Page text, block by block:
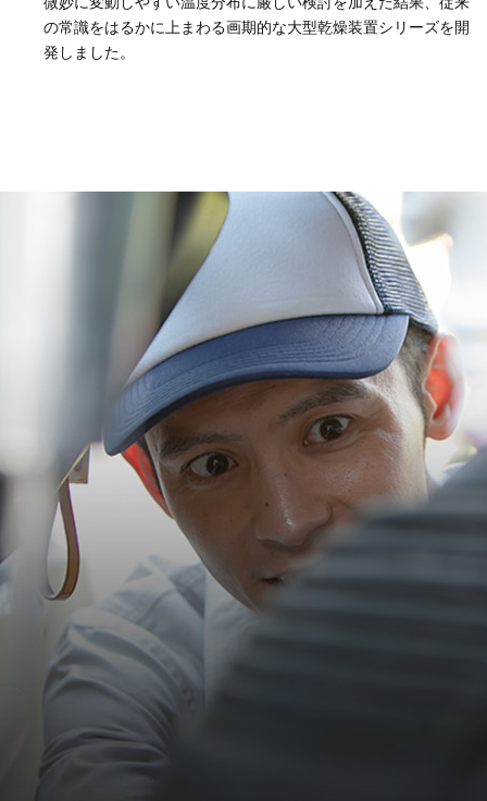
の常識をはるかに上まわる画期的な大型乾燥装置シリーズを開
発しました。